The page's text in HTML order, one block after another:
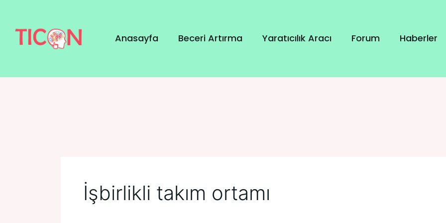
Anasayfa Beceri Artırma Yaratıcılık Aracı Forum Haberler
İşbirlikli takım ortamı